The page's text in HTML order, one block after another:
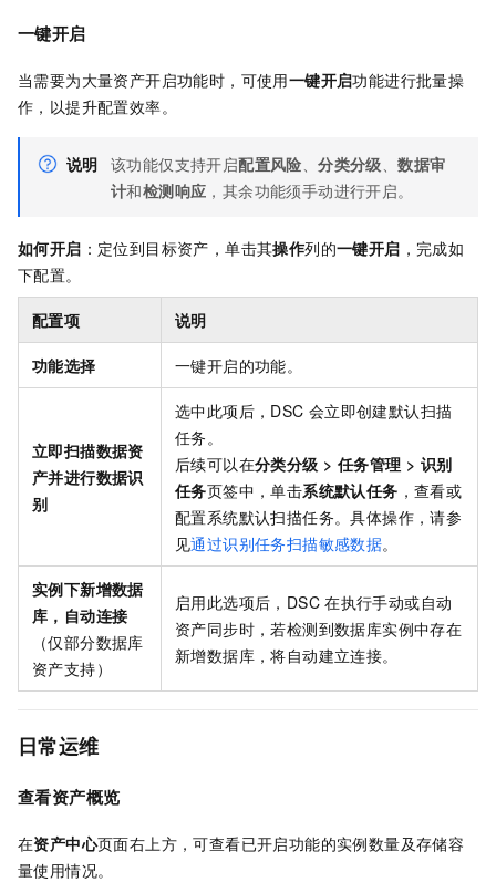
一键开启
当需要为大量资产开启功能时，可使用一键开启功能进行批量操
作，以提升配置效率。
说明 该功能仅支持开启配置风险、分类分级、数据审
计和检测响应 ，其余功能须手动进行开启。
如何开启 ：定位到目标资产，单击其操作列的一键开启 ，完成如
下配置。
配置项 说明
功能选择 一键开启的功能。
立即扫描数据资
产并进行数据识
别
选中此项后，DSC 会立即创建默认扫描
任务。
后续可以在分类分级 > 任务管理 > 识别
任务页签中，单击系统默认任务 ，查看或
配置系统默认扫描任务。具体操作，请参
见通过识别任务扫描敏感数据。
实例下新增数据
库，自动连接
（仅部分数据库
资产支持）
启用此选项后，DSC 在执行手动或自动
资产同步时，若检测到数据库实例中存在
新增数据库，将自动建立连接。
日常运维
查看资产概览
在资产中心页面右上方，可查看已开启功能的实例数量及存储容
量使用情况。